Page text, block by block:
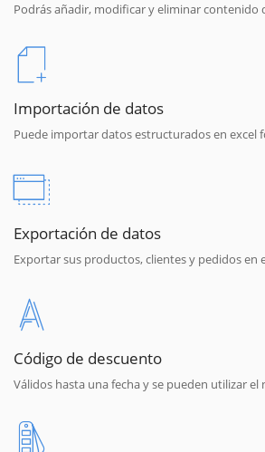
Podrás añadir, modificar y eliminar contenido
Importación de datos
Puede importar datos estructurados en excel
Exportación de datos
Exportar sus productos, clientes y pedidos en
Código de descuento
Válidos hasta una fecha y se pueden utilizar el